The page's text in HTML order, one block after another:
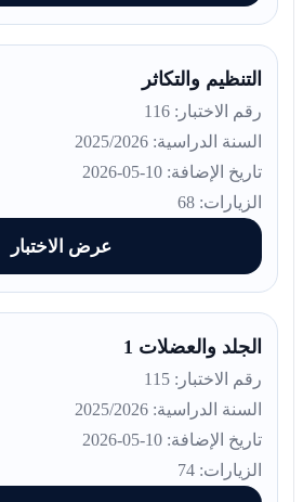
التنظيم والتكاثر
رقم الاختبار: 116
السنة الدراسية: 2025/2026
تاريخ الإضافة: 10-05-2026
الزيارات: 68
عرض الاختبار
الجلد والعضلات 1
رقم الاختبار: 115
السنة الدراسية: 2025/2026
تاريخ الإضافة: 10-05-2026
الزيارات: 74